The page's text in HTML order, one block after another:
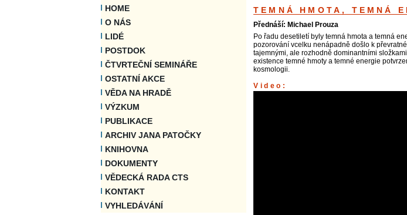
HOME
O NÁS
LIDÉ
POSTDOK
ČTVRTEČNÍ SEMINÁŘE
OSTATNÍ AKCE
VĚDA NA HRADĚ
VÝZKUM
PUBLIKACE
ARCHIV JANA PATOČKY
KNIHOVNA
DOKUMENTY
VĚDECKÁ RADA CTS
KONTAKT
VYHLEDÁVÁNÍ
TEMNÁ HMOTA, TEMNÁ
Přednáší: Michael Prouza
Po řadu desetiletí byly temná hmota a temná
pozorování vcelku nenápadně došlo k
tajemnými, ale rozhodně dominantními
existence temné hmoty a temné energie
kosmologii.
Video: